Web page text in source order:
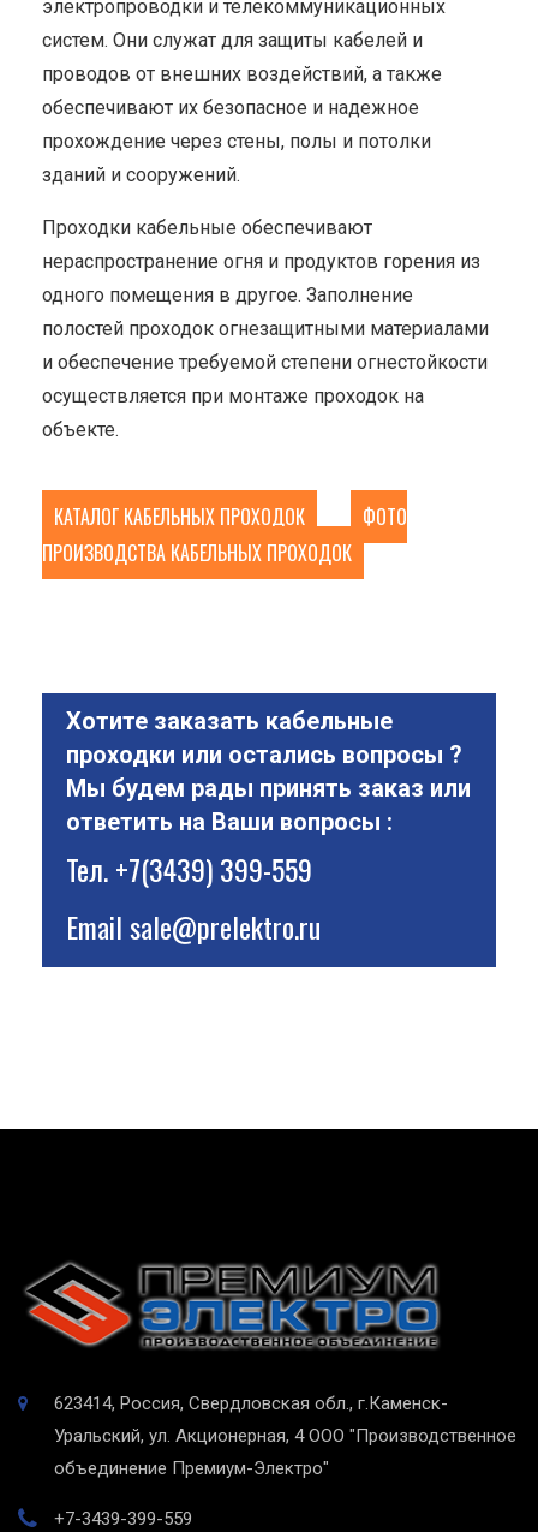
электропроводки и телекоммуникационных
систем. Они служат для защиты кабелей и
проводов от внешних воздействий, а также
обеспечивают их безопасное и надежное
прохождение через стены, полы и потолки
зданий и сооружений.
Проходки кабельные обеспечивают
нераспространение огня и продуктов горения из
одного помещения в другое. Заполнение
полостей проходок огнезащитными материалами
и обеспечение требуемой степени огнестойкости
осуществляется при монтаже проходок на
объекте.
КАТАЛОГ КАБЕЛЬНЫХ ПРОХОДОК
ФОТО
ПРОИЗВОДСТВА КАБЕЛЬНЫХ ПРОХОДОК
Хотите заказать кабельные
проходки или остались вопросы ?
Мы будем рады принять заказ или
ответить на Ваши вопросы :
Тел.+7(3439) 399-559
Emailsale@prelektro.ru
623414, Россия, Свердловская обл., г.Каменск-
Уральский, ул. Акционерная, 4 ООО "Производственное
объединение Премиум-Электро"
+7-3439-399-559